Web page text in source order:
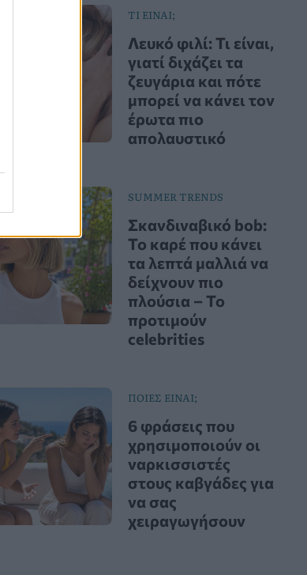
ΤΙ ΕΙΝΑΙ;
Λευκό φιλί: Τι είναι,
γιατί διχάζει τα
ζευγάρια και πότε
μπορεί να κάνει τον
έρωτα πιο
απολαυστικό
SUMMER TRENDS
Σκανδιναβικό bob:
Το καρέ που κάνει
τα λεπτά μαλλιά να
δείχνουν πιο
πλούσια – Το
προτιμούν
celebrities
ΠΟΙΕΣ ΕΙΝΑΙ;
6 φράσεις που
χρησιμοποιούν οι
ναρκισσιστές
στους καβγάδες για
να σας
χειραγωγήσουν